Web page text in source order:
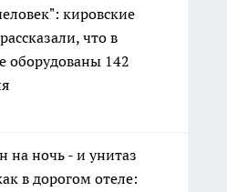
кировские
что в
оборудованы 142
на ночь - и унитаз
в дорогом отеле: